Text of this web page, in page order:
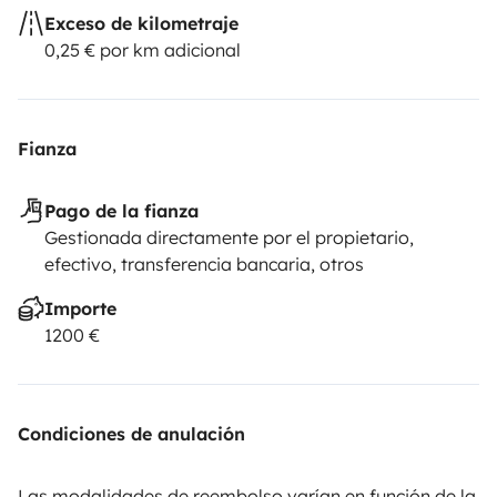
Exceso de kilometraje
0,25 € por km adicional
Fianza
Pago de la fianza
Gestionada directamente por el propietario,
efectivo, transferencia bancaria, otros
Importe
1200 €
Condiciones de anulación